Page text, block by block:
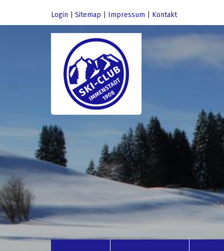
Login Sitemap Impressum Kontakt